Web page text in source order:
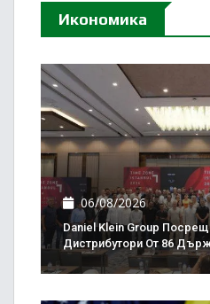
Икономика
06/08/2026
Daniel Klein Group
Дистрибутори От 86